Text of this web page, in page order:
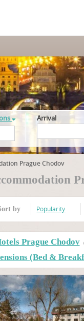
Arrival
Prague Chodov
by Popularity
Prague Chodov
(Bed &